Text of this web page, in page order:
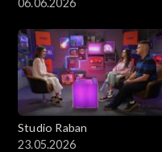
Studio Raban
23.05.2026